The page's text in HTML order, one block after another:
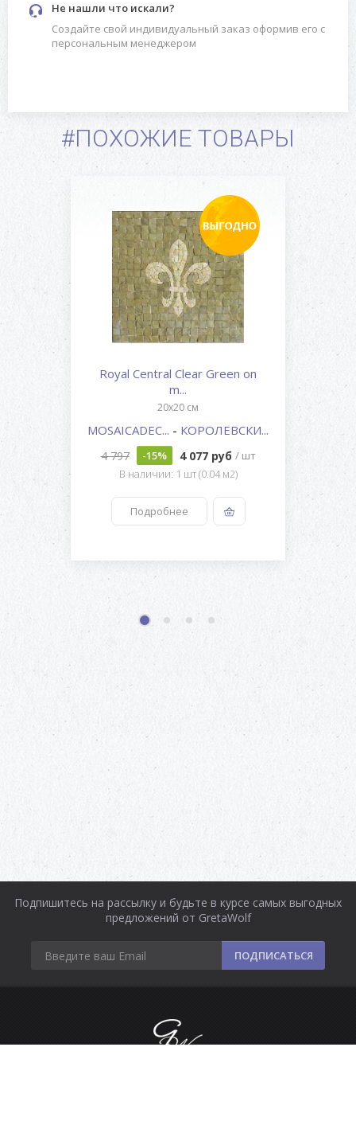
Не нашли что искали?
Создайте свой индивидуальный заказ оформив его с
персональным менеджером
#ПОХОЖИЕ ТОВАРЫ
Royal Central Clear Green on
m...
20x20 см
MOSAICADEC... - КОРОЛЕВСКИ...
4 797 -15% 4 077 руб / шт
В наличии: 1 шт (0.04 м2)
Подробнее
1 2 3 4
Подпишитесь на рассылку и будьте в курсе самых выгодных
предложений от GretaWolf
ПОДПИСАТЬСЯ